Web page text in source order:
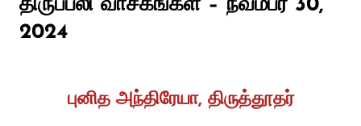
திருப்பலி வாசகங்கள் – நவம்பர் 30,
2024
புனித அந்திரேயா, திருத்தூதர்